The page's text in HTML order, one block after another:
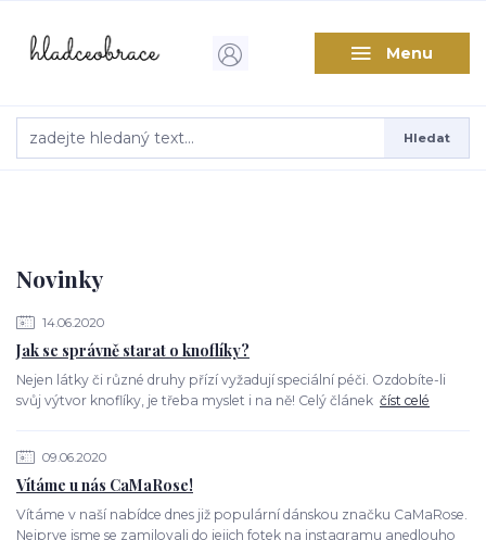
Menu
Hledat
Novinky
14.06.2020
Jak se správně starat o knoflíky?
Nejen látky či různé druhy přízí vyžadují speciální péči. Ozdobíte-li
svůj výtvor knoflíky, je třeba myslet i na ně! Celý článek číst celé
09.06.2020
Vítáme u nás CaMaRose!
Vítáme v naší nabídce dnes již populární dánskou značku CaMaRose.
Nejprve jsme se zamilovali do jejich fotek na instagramu anedlouho